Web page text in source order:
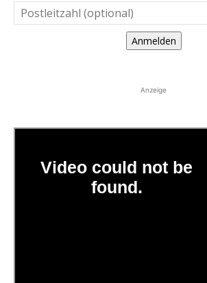
Anmelden
Anzeige